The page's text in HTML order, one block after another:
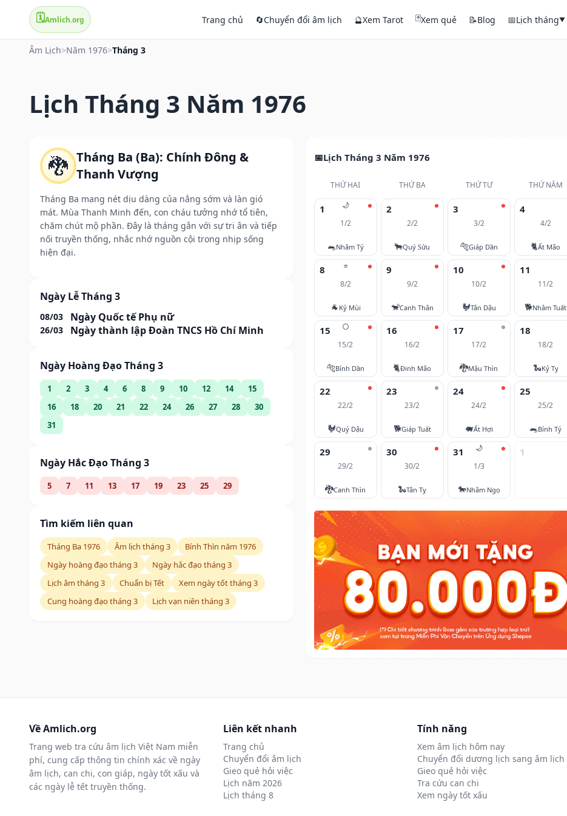
🗓️Amlich.org Trang chủ 🔄Chuyển đổi âm lịch 🔮Xem Tarot 🃏Xem quẻ 📝Blog 📅Lịch tháng▼
Âm Lịch>Năm 1976>Tháng 3
Lịch Tháng 3 Năm 1976
🐉 Tháng Ba (Ba): Chính Đông &
Thanh Vượng
Tháng Ba mang nét dịu dàng của nắng sớm và làn gió
mát. Mùa Thanh Minh đến, con cháu tưởng nhớ tổ tiên,
chăm chút mộ phần. Đây là tháng gắn với sự tri ân và tiếp
nối truyền thống, nhắc nhớ nguồn cội trong nhịp sống
hiện đại.
Ngày Lễ Tháng 3
08/03 Ngày Quốc tế Phụ nữ
26/03 Ngày thành lập Đoàn TNCS Hồ Chí Minh
Ngày Hoàng Đạo Tháng 3
1 2 3 4 6 8 9 10 12 14
15
16
18 20 21 22 24 26 27 28
30
31
Ngày Hắc Đạo Tháng 3
5 7 11 13 17 19 23 25 29
Tìm kiếm liên quan
Tháng Ba 1976 Âm lịch tháng 3
Bính Thìn năm 1976
Ngày hoàng đạo tháng 3
Ngày hắc đạo tháng 3
Lịch âm tháng 3
Chuẩn bị Tết
Xem ngày tốt tháng 3
Cung hoàng đạo tháng 3
Lịch vạn niên tháng 3
Lịch Tháng 3 Năm 1976
THỨ HAI THỨ BA THỨ TƯ THỨ NĂM
🌙
1
1/2
🐀Nhâm Tý
2
2/2
🐂Quý Sửu
3
3/2
🐅Giáp Dần
4
4/2
🐈Ất Mão
⭐
8
8/2
🐐 Kỷ Mùi
9
9/2
🐒Canh Thân
10
10/2
🐓Tân Dậu
11
11/2
🐕Nhâm Tuất
🌕
15
15/2
🐅Bính Dần
16
16/2
🐈Đinh Mão
17
17/2
🐉Mậu Thìn
18
18/2
🐍Kỷ Tỵ
22
22/2
🐓Quý Dậu
23
23/2
🐕Giáp Tuất
24
24/2
🐖Ất Hợi
25
25/2
🐀Bính Tý
29
29/2
🐉Canh Thìn
30
30/2
🐍Tân Tỵ
🌙
31
1/3
🐎Nhâm Ngọ
1
Về Amlich.org
Trang web tra cứu âm lịch Việt Nam miễn
phí, cung cấp thông tin chính xác về ngày
âm lịch, can chi, con giáp, ngày tốt xấu và
các ngày lễ tết truyền thống.
Liên kết nhanh
Trang chủ
Chuyển đổi âm lịch
Gieo quẻ hỏi việc
Lịch năm 2026
Lịch tháng 8
Tính năng
Xem âm lịch hôm nay
Chuyển đổi dương lịch sang âm lịch
Gieo quẻ hỏi việc
Tra cứu can chi
Xem ngày tốt xấu